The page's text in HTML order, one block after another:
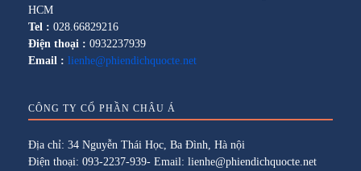
HCM
Tel : 028.66829216
Điện thoại : 0932237939
Email : lienhe@phiendichquocte.net
CÔNG TY CỔ PHẦN CHÂU Á
Địa chỉ: 34 Nguyễn Thái Học, Ba Đình, Hà nội
Điện thoại: 093-2237-939- Email: lienhe@phiendichquocte.net